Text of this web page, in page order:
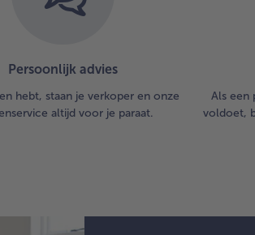
Persoonlijk advies
hebt, staan je verkoper en onze
altijd voor je paraat.
Als een
voldoet,